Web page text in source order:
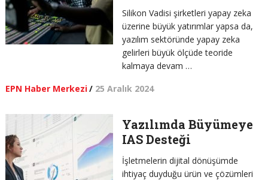
Silikon Vadisi şirketleri yapay zeka
üzerine büyük yatırımlar yapsa da,
yazılım sektöründe yapay zeka
gelirleri büyük ölçüde teoride
kalmaya devam …
EPN Haber Merkezi/ 25 Aralık 2024
Yazılımda Büyümeye
IAS Desteği
İşletmelerin dijital dönüşümde
ihtiyaç duyduğu ürün ve çözümleri